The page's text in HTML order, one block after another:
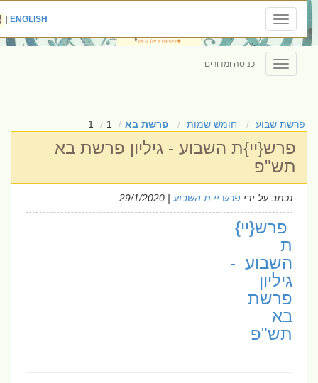
Toggle
navigation
ENGLISH
|
Toggle
navigation
כניסה ומדורים
פרשת שבוע חומש שמות פרשת בא 1
1
פרש{יי}ת השבוע - גיליון פרשת בא
תש"פ
נכתב על ידיפרש יי ת השבוע| 29/1/2020
פרש{יי}
השבוע -
גיליון
פרשת
בא
תש"פ